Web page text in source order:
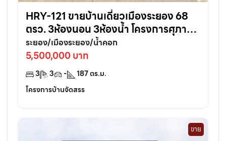
HRY-121 ขายบ้านเดี่ยวเมืองระยอง 68
ตรว. 3ห้องนอน 3ห้องน้ำ โครงการศุภาลัย
การ์เด้นวิลล์ ใกล้เซ็นทรัล3กม. จ.ระยอง
ระยอง/เมืองระยอง/น้ำคอก
5,500,000 บาท
3 3 - 187ตร.ม.
โครงการบ้านจัดสรร
ขาย